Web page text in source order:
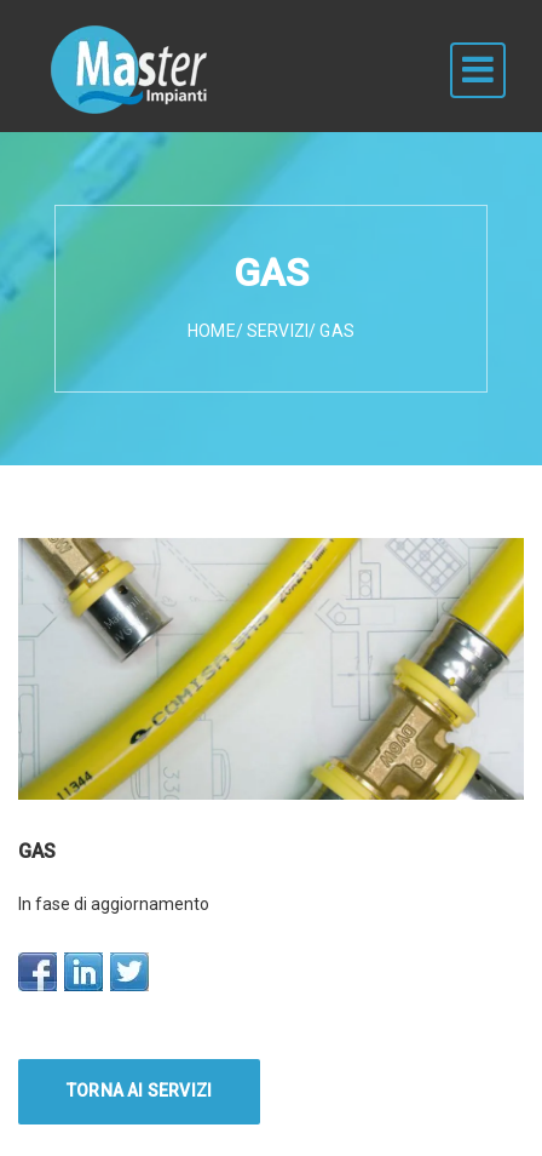
GAS
HOME/SERVIZI/ GAS
GAS
In fase di aggiornamento
TORNA AI SERVIZI